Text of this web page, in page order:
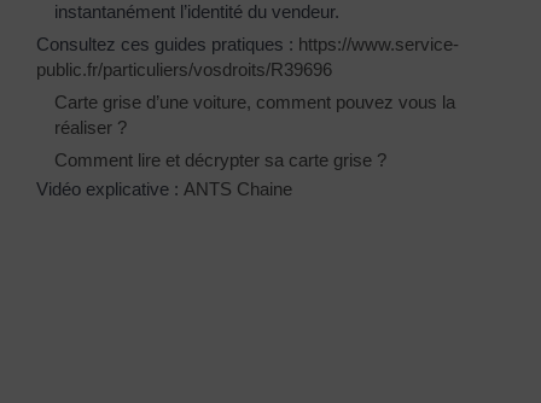
instantanément l’identité du vendeur.
Consultez ces guides pratiques : https://www.service-
public.fr/particuliers/vosdroits/R39696
Carte grise d’une voiture, comment pouvez vous la
réaliser ?
Comment lire et décrypter sa carte grise ?
Vidéo explicative : ANTS Chaine